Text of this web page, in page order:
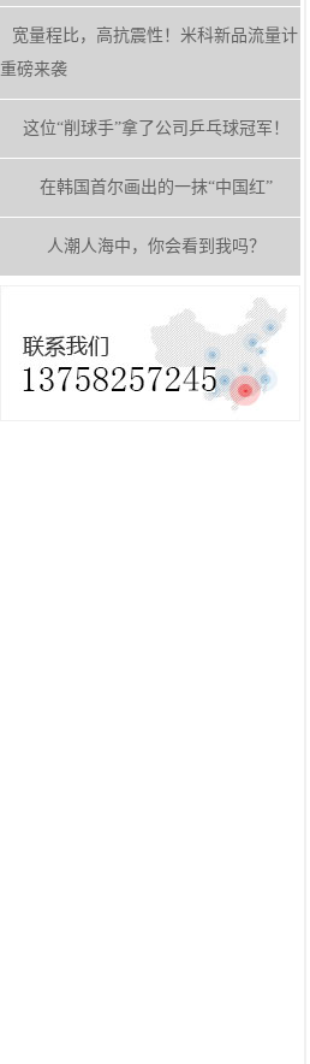
宽量程比，高抗震性！米科新品流量计
重磅来袭
这位“削球手”拿了公司乒乓球冠军！
在韩国首尔画出的一抹“中国红”
人潮人海中，你会看到我吗？